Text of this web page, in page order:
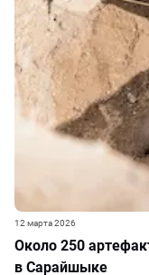
Около 250
в Сарайшыке
12 марта 2026